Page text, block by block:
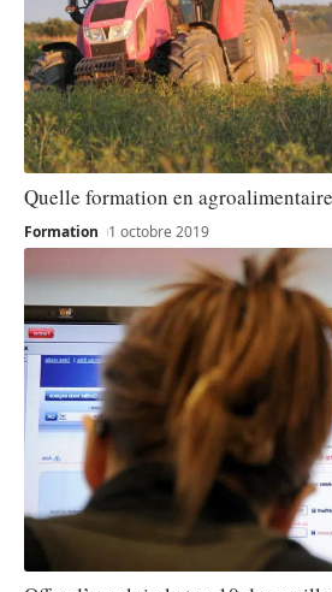
Quelle formation en
Formation 1 octobre 2019